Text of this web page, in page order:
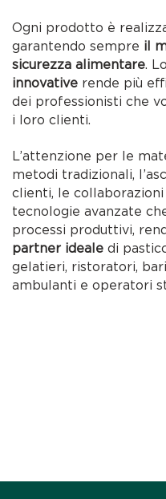
Ogni prodotto è
garantendo sempre il
sicurezza alimentare.
innovative rende più
dei professionisti che
i loro clienti.
L’attenzione per le
metodi tradizionali,
clienti, le
tecnologie avanzate
processi produttivi,
partner ideale di
gelatieri, ristoratori,
ambulanti e operatori